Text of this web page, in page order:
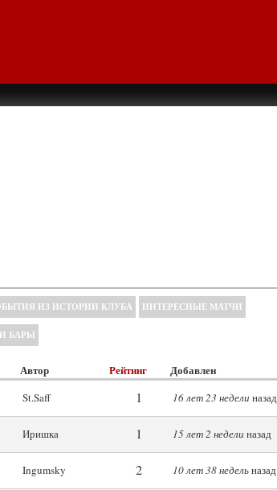
ИЗ ИСТОРИИ КЛУБА ИНТЕРЕСНЫЕ МАТЧИ
БАРЫ
Автор Рейтинг Добавлен
St.Saff 1 16 лет 23 недели назад
Иришка 1 15 лет 2 недели назад
Ingumsky 2 10 лет 38 недельназад